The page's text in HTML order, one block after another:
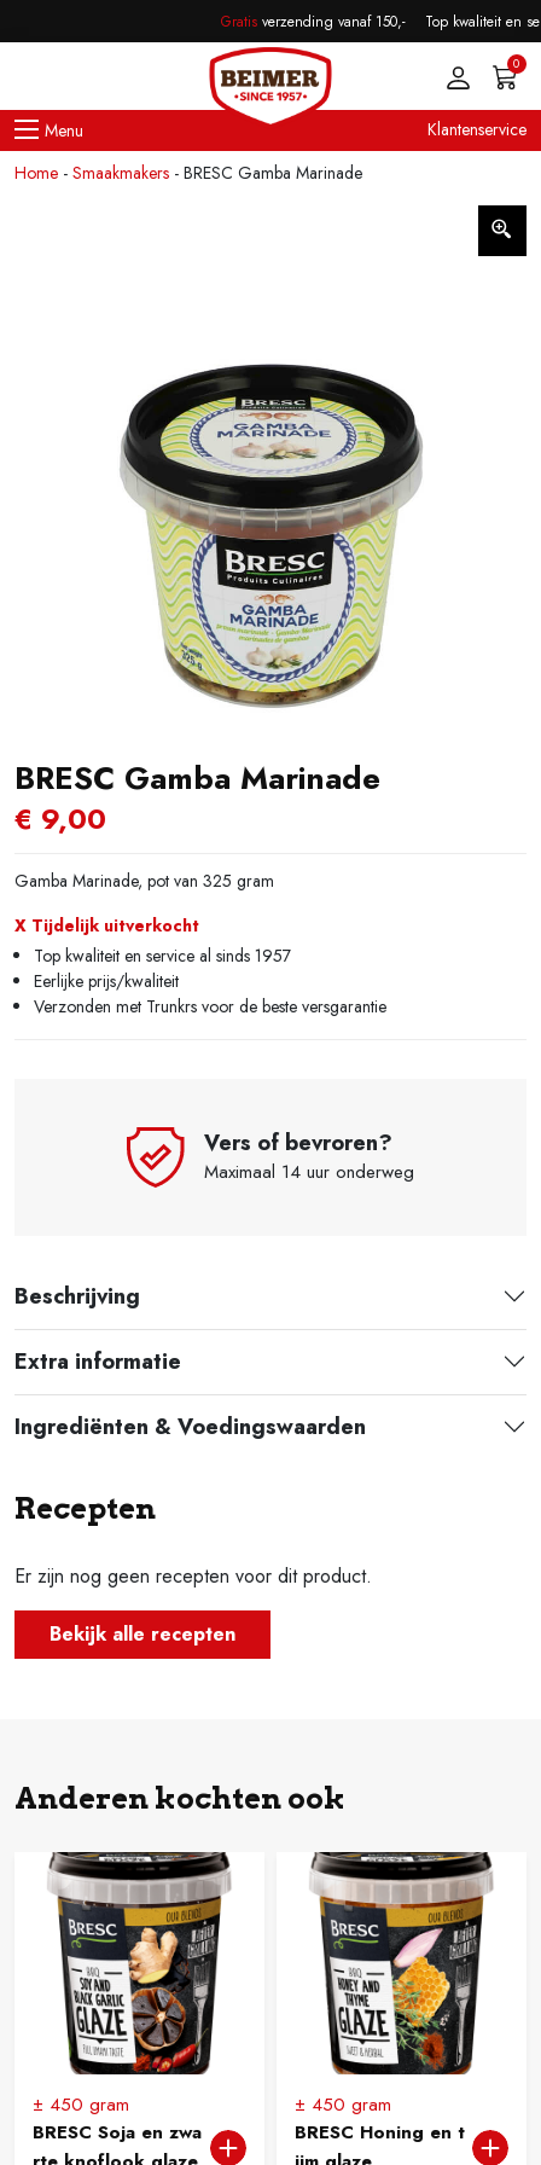
Gratisverzending vanaf 150,- Top kwaliteit en
0
Klantenservice
BRESC Gamba Marinade
€9,00incl. BTW
Home - Smaakmakers - BRESC Gamba Marinade
BRESC Gamba Marinade
€ 9,00
Gamba Marinade, pot van 325 gram
X Tijdelijk uitverkocht
Top kwaliteit en service al sinds 1957
Eerlijke prijs/kwaliteit
Verzonden met Trunkrs voor de beste versgarantie
Vers of bevroren?
Maximaal 14 uur onderweg
Beschrijving
Extra informatie
Ingrediënten & Voedingswaarden
Recepten
Er zijn nog geen recepten voor dit product.
Bekijk alle recepten
Anderen kochten ook
± 450 gram
BRESC Soja en zwa
± 450 gram
BRESC Honing en t